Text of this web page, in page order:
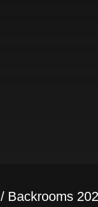
Backrooms